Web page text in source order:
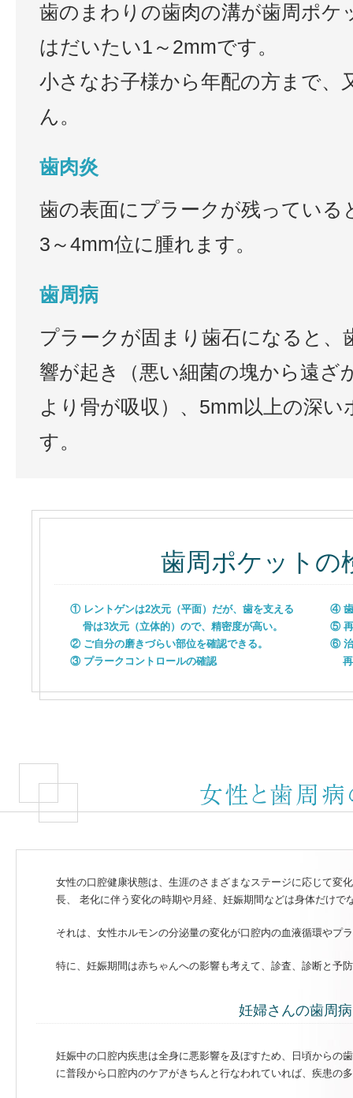
歯のまわりの歯肉の溝が歯周ポケ
はだいたい1～2mmです。
小さなお子様から年配の方まで、
ん。
歯肉炎
歯の表面にプラークが残っている
3～4mm位に腫れます。
歯周病
プラークが固まり歯石になると、
響が起き（悪い細菌の塊から遠ざ
より骨が吸収）、5mm以上の深
す。
歯周ポケットの
① レントゲンは2次元（平面）だが、歯を支える
骨は3次元（立体的）ので、精密度が高い。
② ご自分の磨きづらい部位を確認できる。
③ プラークコントロールの確認
④ 歯
⑤
⑥ 治
再
女性の口腔健康状態は、生涯のさまざまなステージに応じて変
長、 老化に伴う変化の時期や月経、妊娠期間などは身体だけで
それは、女性ホルモンの分泌量の変化が口腔内の血液循環やプ
特に、妊娠期間は赤ちゃんへの影響も考えて、診査、診断と予
妊婦さんの歯周
妊娠中の口腔内疾患は全身に悪影響を及ぼすため、日頃からの
に普段から口腔内のケアがきちんと行なわれていれば、疾患の